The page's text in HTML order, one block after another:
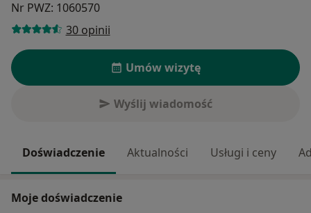
Nr PWZ: 1060570
30 opinii
Umów wizytę
Wyślij wiadomość
Doświadczenie Aktualności Usługi i ceny
Moje doświadczenie